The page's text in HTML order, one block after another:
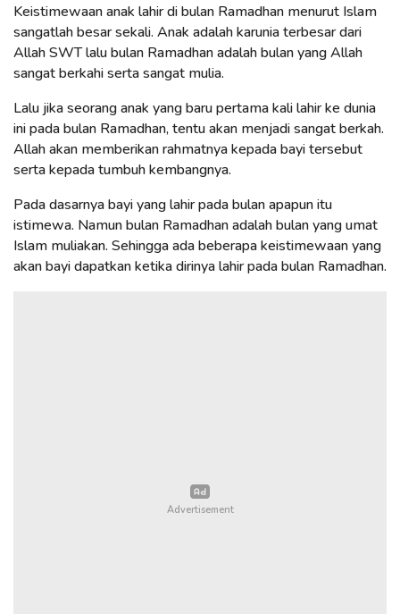
Keistimewaan anak lahir di bulan Ramadhan menurut Islam
sangatlah besar sekali. Anak adalah karunia terbesar dari
Allah SWT lalu bulan Ramadhan adalah bulan yang Allah
sangat berkahi serta sangat mulia.
Lalu jika seorang anak yang baru pertama kali lahir ke dunia
ini pada bulan Ramadhan, tentu akan menjadi sangat berkah.
Allah akan memberikan rahmatnya kepada bayi tersebut
serta kepada tumbuh kembangnya.
Pada dasarnya bayi yang lahir pada bulan apapun itu
istimewa. Namun bulan Ramadhan adalah bulan yang umat
Islam muliakan. Sehingga ada beberapa keistimewaan yang
akan bayi dapatkan ketika dirinya lahir pada bulan Ramadhan.